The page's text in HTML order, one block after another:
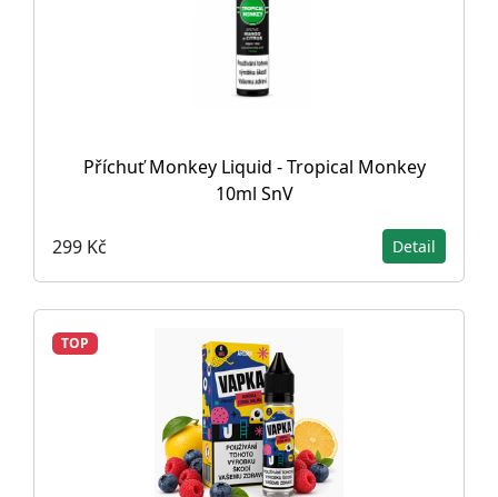
Příchuť Monkey Liquid - Tropical Monkey
10ml SnV
299 Kč Detail
TOP